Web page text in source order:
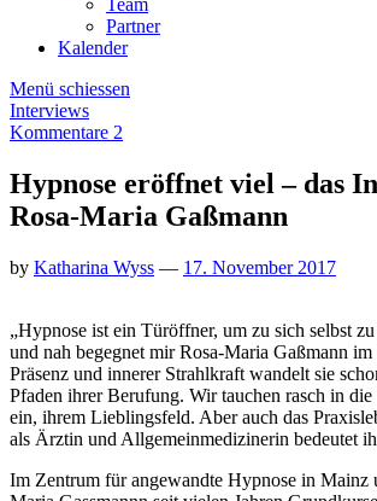
Team
Partner
Kalender
Menü schiessen
Interviews
Kommentare 2
Hypnose eröffnet viel – das
Rosa-Maria Gaßmann
by Katharina Wyss — 17. November 2017
„Hypnose ist ein Türöffner, um zu sich selbst
und nah begegnet mir Rosa-Maria Gaßmann
Präsenz und innerer Strahlkraft wandelt sie
Pfaden ihrer Berufung. Wir tauchen rasch in
ein, ihrem Lieblingsfeld. Aber auch das
als Ärztin und Allgemeinmedizinerin bedeutet
Im Zentrum für angewandte Hypnose in Mainz